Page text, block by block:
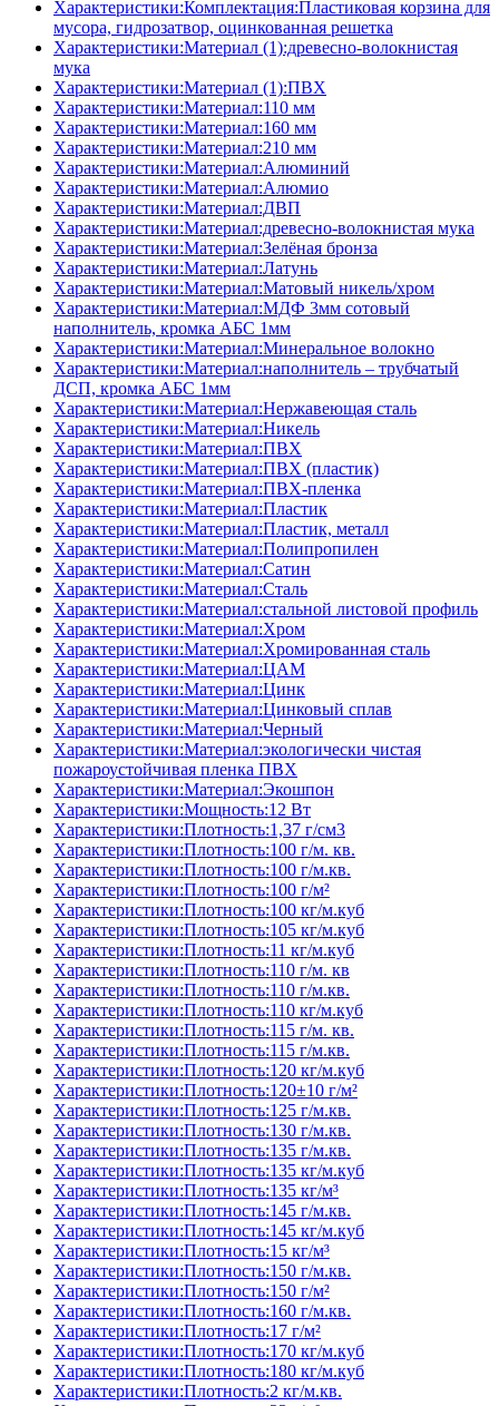
Характеристики:Комплектация:Пластиковая корзина для
мусора, гидрозатвор, оцинкованная решетка
Характеристики:Материал (1):древесно-волокнистая
мука
Характеристики:Материал (1):ПВХ
Характеристики:Материал:110 мм
Характеристики:Материал:160 мм
Характеристики:Материал:210 мм
Характеристики:Материал:Алюминий
Характеристики:Материал:Алюмио
Характеристики:Материал:ДВП
Характеристики:Материал:древесно-волокнистая мука
Характеристики:Материал:Зелёная бронза
Характеристики:Материал:Латунь
Характеристики:Материал:Матовый никель/хром
Характеристики:Материал:МДФ 3мм сотовый
наполнитель, кромка AБC 1мм
Характеристики:Материал:Минеральное волокно
Характеристики:Материал:наполнитель – трубчатый
ДСП, кромка AБC 1мм
Характеристики:Материал:Нержавеющая сталь
Характеристики:Материал:Никель
Характеристики:Материал:ПВХ
Характеристики:Материал:ПВХ (пластик)
Характеристики:Материал:ПВХ-пленка
Характеристики:Материал:Пластик
Характеристики:Материал:Пластик, металл
Характеристики:Материал:Полипропилен
Характеристики:Материал:Сатин
Характеристики:Материал:Сталь
Характеристики:Материал:стальной листовой профиль
Характеристики:Материал:Хром
Характеристики:Материал:Хромированная сталь
Характеристики:Материал:ЦАМ
Характеристики:Материал:Цинк
Характеристики:Материал:Цинковый сплав
Характеристики:Материал:Черный
Характеристики:Материал:экологически чистая
пожароустойчивая пленка ПВХ
Характеристики:Материал:Экошпон
Характеристики:Мощность:12 Вт
Характеристики:Плотность:1,37 г/см3
Характеристики:Плотность:100 г/м. кв.
Характеристики:Плотность:100 г/м.кв.
Характеристики:Плотность:100 г/м²
Характеристики:Плотность:100 кг/м.куб
Характеристики:Плотность:105 кг/м.куб
Характеристики:Плотность:11 кг/м.куб
Характеристики:Плотность:110 г/м. кв
Характеристики:Плотность:110 г/м.кв.
Характеристики:Плотность:110 кг/м.куб
Характеристики:Плотность:115 г/м. кв.
Характеристики:Плотность:115 г/м.кв.
Характеристики:Плотность:120 кг/м.куб
Характеристики:Плотность:120±10 г/м²
Характеристики:Плотность:125 г/м.кв.
Характеристики:Плотность:130 г/м.кв.
Характеристики:Плотность:135 г/м.кв.
Характеристики:Плотность:135 кг/м.куб
Характеристики:Плотность:135 кг/м³
Характеристики:Плотность:145 г/м.кв.
Характеристики:Плотность:145 кг/м.куб
Характеристики:Плотность:15 кг/м³
Характеристики:Плотность:150 г/м.кв.
Характеристики:Плотность:150 г/м²
Характеристики:Плотность:160 г/м.кв.
Характеристики:Плотность:17 г/м²
Характеристики:Плотность:170 кг/м.куб
Характеристики:Плотность:180 кг/м.куб
Характеристики:Плотность:2 кг/м.кв.